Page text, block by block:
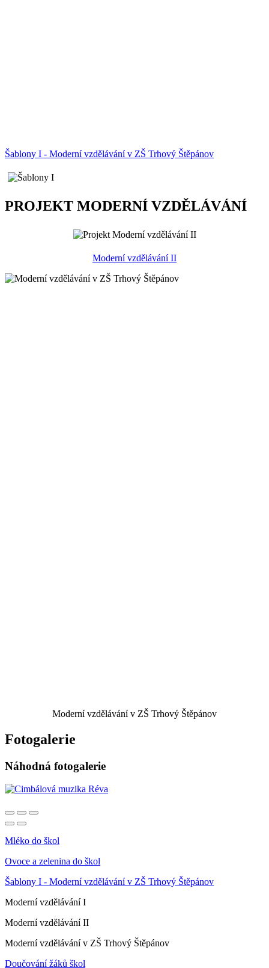
Šablony I - Moderní vzdělávání v ZŠ Trhový Štěpánov
PROJEKT MODERNÍ VZDĚLÁVÁNÍ
Moderní vzdělávání II
Moderní vzdělávání v ZŠ Trhový Štěpánov
Fotogalerie
Náhodná fotogalerie
Mléko do škol
Ovoce a zelenina do škol
Šablony I - Moderní vzdělávání v ZŠ Trhový Štěpánov
Moderní vzdělávání I
Moderní vzdělávání II
Moderní vzdělávání v ZŠ Trhový Štěpánov
Doučování žáků škol